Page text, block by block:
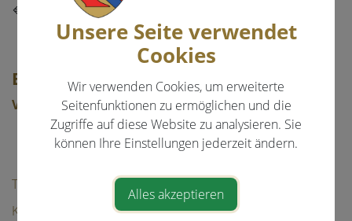
EVENTS & FREIZEIT
Veranstaltungen
Aktuelle Veranstaltungen
Tourismus
Kultur & Freizeit
⇐ zurück
Unsere Seite verwendet
Cookies
Wir verwenden Cookies, um erweiterte
Seitenfunktionen zu ermöglichen und die
Zugriffe auf diese Website zu analysieren. Sie
können Ihre Einstellungen jederzeit ändern.
Alles akzeptieren